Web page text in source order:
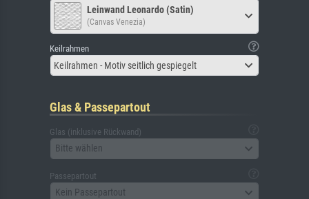
Leinwand Leonardo (Satin)
(Canvas Venezia)
Keilrahmen
Keilrahmen - Motiv seitlich gespiegelt
Glas & Passepartout
Glas (inklusive Rückwand)
Bitte wählen
Passepartout
Kein Passepartout